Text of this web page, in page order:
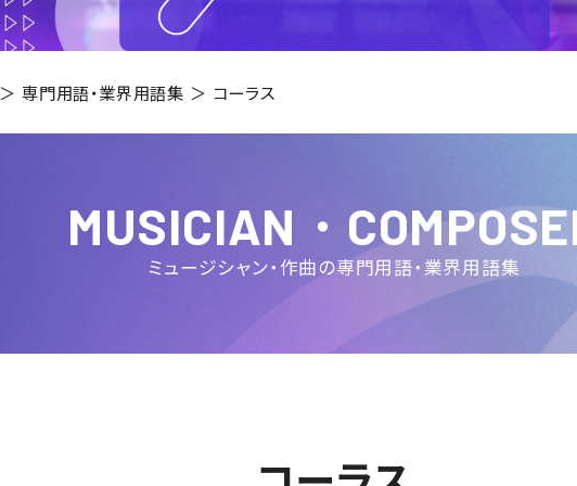
専門用語・業界用語集 コーラス
MUSICIAN・
ミュージシャン・作曲の専門用語・業界用語集